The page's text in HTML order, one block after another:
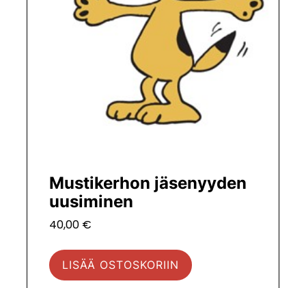
Mustikerhon jäsenyyden
uusiminen
40,00 €
LISÄÄ OSTOSKORIIN